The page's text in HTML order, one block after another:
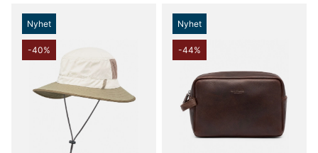
Nyhet
-40%
Nyhet
-44%